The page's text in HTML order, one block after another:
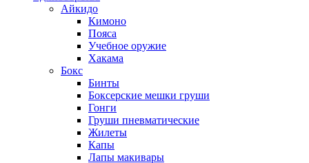
Айкидо
Кимоно
Пояса
Учебное оружие
Хакама
Бокс
Бинты
Боксерские мешки груши
Гонги
Груши пневматические
Жилеты
Капы
Лапы макивары